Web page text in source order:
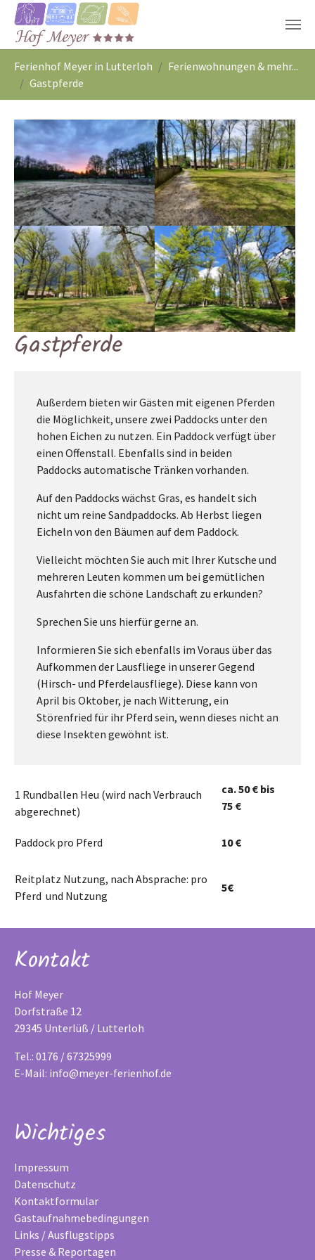
Ferienhof Meyer in Lutterloh
Ferienwohnungen & mehr...
Gastpferde
Gastpferde
Außerdem bieten wir Gästen mit eigenen Pferden
die Möglichkeit, unsere zwei Paddocks unter den
hohen Eichen zu nutzen. Ein Paddock verfügt über
einen Offenstall. Ebenfalls sind in beiden
Paddocks automatische Tränken vorhanden.
Auf den Paddocks wächst Gras, es handelt sich
nicht um reine Sandpaddocks. Ab Herbst liegen
Eicheln von den Bäumen auf dem Paddock.
Vielleicht möchten Sie auch mit Ihrer Kutsche und
mehreren Leuten kommen um bei gemütlichen
Ausfahrten die schöne Landschaft zu erkunden?
Sprechen Sie uns hierfür gerne an.
Informieren Sie sich ebenfalls im Voraus über das
Aufkommen der Lausfliege in unserer Gegend
(Hirsch- und Pferdelausfliege). Diese kann von
April bis Oktober, je nach Witterung, ein
Störenfried für ihr Pferd sein, wenn dieses nicht an
diese Insekten gewöhnt ist.
1 Rundballen Heu (wird nach Verbrauch
abgerechnet)
ca. 50 € bis
75 €
Paddock pro Pferd 10 €
Reitplatz Nutzung, nach Absprache: pro
Pferd und Nutzung
5€
Kontakt
Hof Meyer
Dorfstraße 12
29345 Unterlüß / Lutterloh
Tel.: 0176 / 67325999
E-Mail: info@meyer-ferienhof.de
Wichtiges
Impressum
Datenschutz
Kontaktformular
Gastaufnahmebedingungen
Links / Ausflugstipps
Presse & Reportagen